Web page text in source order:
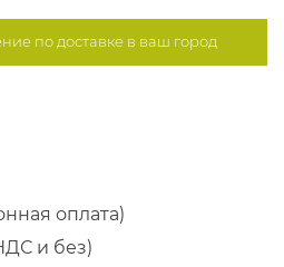
подоставке в ваш город
оплата)
и без)